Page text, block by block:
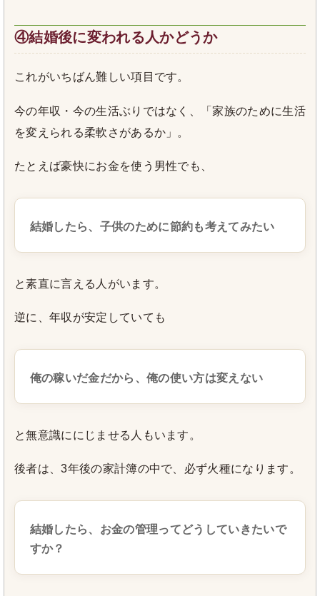
④結婚後に変われる人かどうか
これがいちばん難しい項目です。
今の年収・今の生活ぶりではなく、「家族のために生活
を変えられる柔軟さがあるか」。
たとえば豪快にお金を使う男性でも、
結婚したら、子供のために節約も考えてみたい
と素直に言える人がいます。
逆に、年収が安定していても
俺の稼いだ金だから、俺の使い方は変えない
と無意識ににじませる人もいます。
後者は、3年後の家計簿の中で、必ず火種になります。
結婚したら、お金の管理ってどうしていきたいで
すか？